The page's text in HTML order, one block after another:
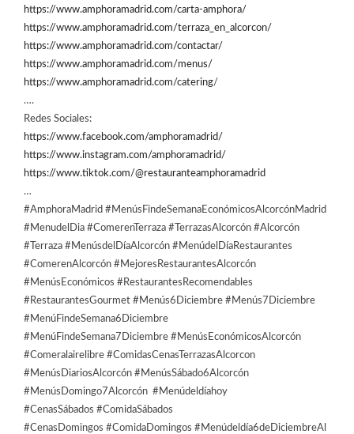
https://www.amphoramadrid.com/carta-amphora/
https://www.amphoramadrid.com/terraza_en_alcorcon/
https://www.amphoramadrid.com/contactar/
https://www.amphoramadrid.com/menus/
https://www.amphoramadrid.com/catering/
….
Redes Sociales:
https://www.facebook.com/amphoramadrid/
https://www.instagram.com/amphoramadrid/
https://www.tiktok.com/@restauranteamphoramadrid
…
#AmphoraMadrid #MenúsFindeSemanaEconómicosAlcorcónMadrid
#MenudelDia #ComerenTerraza #TerrazasAlcorcón #Alcorcón
#Terraza #MenúsdelDíaAlcorcón #MenúdelDíaRestaurantes
#ComerenAlcorcón #MejoresRestaurantesAlcorcón
#MenúsEconómicos #RestaurantesRecomendables
#RestaurantesGourmet #Menús6Diciembre #Menús7Diciembre
#MenúFindeSemana6Diciembre
#MenúFindeSemana7Diciembre #MenúsEconómicosAlcorcón
#Comeralairelibre #ComidasCenasTerrazasAlcorcon
#MenúsDiariosAlcorcón #MenúsSábado6Alcorcón
#MenúsDomingo7Alcorcón #Menúdeldíahoy
#CenasSábados #ComidaSábados
#CenasDomingos #ComidaDomingos #Menúdeldía6deDiciembreAl